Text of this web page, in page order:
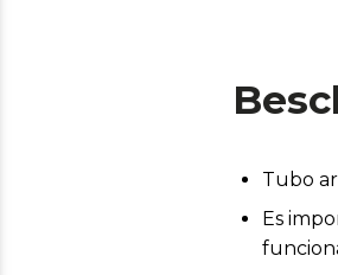
Tubo
Es